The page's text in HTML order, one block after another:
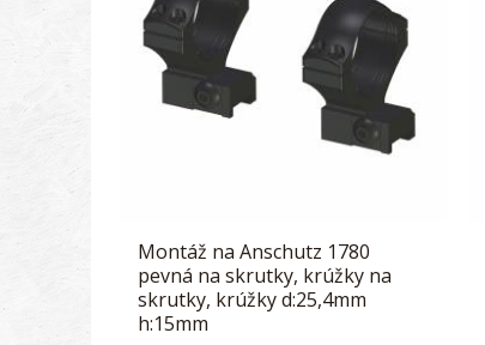
Montáž na Anschutz 1780
pevná na skrutky, krúžky na
skrutky, krúžky d:25,4mm
h:15mm